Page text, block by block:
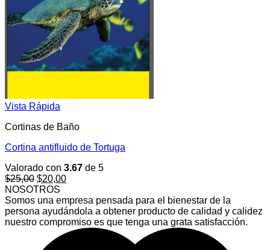
Vista Rápida
Cortinas de Baño
Cortina antifluido de Tortuga
Valorado con 3.67 de 5
$25,00 El
precio
original
era:
$25,00.
$20,00El
actual
es:
$20,00.
NOSOTROS
Somos una empresa pensada para el bienestar de la
persona ayudándola a obtener producto de calidad y calidez
nuestro compromiso es que tenga una grata satisfacción.